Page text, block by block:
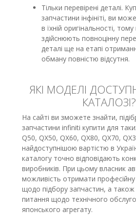
Тільки перевірені деталі.
запчастини інфініті, ви
в їхній оригінальності,
здійснюють повноцінну
деталі ще на етапі
обману повністю відсутня.
ЯКІ МОДЕЛІ
КАТАЛОЗІ?
На сайті ви зможете знайти,
запчастини infiniti купити для
Q50, QX50, QX60, QX80, QX70,
найдоступнішою вартістю в
каталогу точно відповідають
виробників. При цьому власник
можливість отримати професійну
щодо підбору запчастин, а також
питання щодо технічного
японського агрегату.